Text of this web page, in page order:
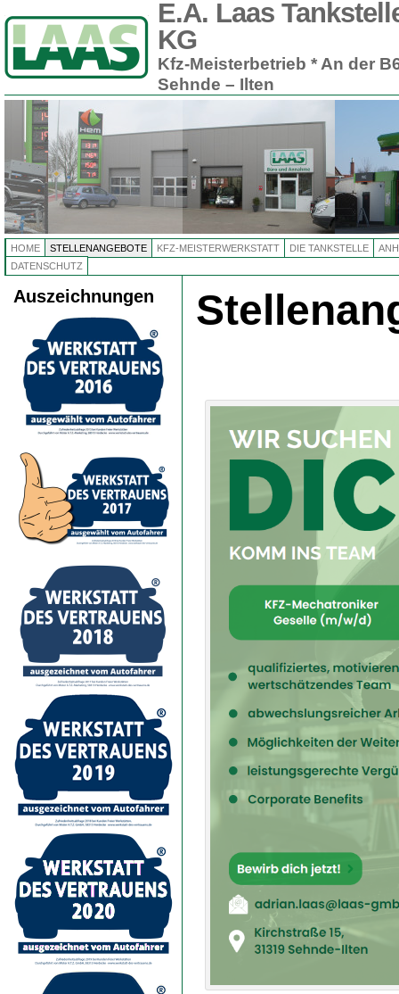
E.A. Laas
KG
Kfz-Meisterbetrieb * An der
Sehnde – Ilten
HOME STELLENANGEBOTE KFZ-MEISTERWERKSTATT DIE TANKSTELLE
DATENSCHUTZ
Auszeichnungen